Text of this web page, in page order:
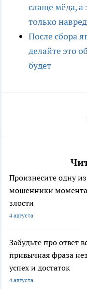
слаще мёда, а
только
После сбора
делайте это
будет
Произнесите одну
мошенники
злости
4 августа
Забудьте про ответ
привычная фраза
успех и достаток
4 августа